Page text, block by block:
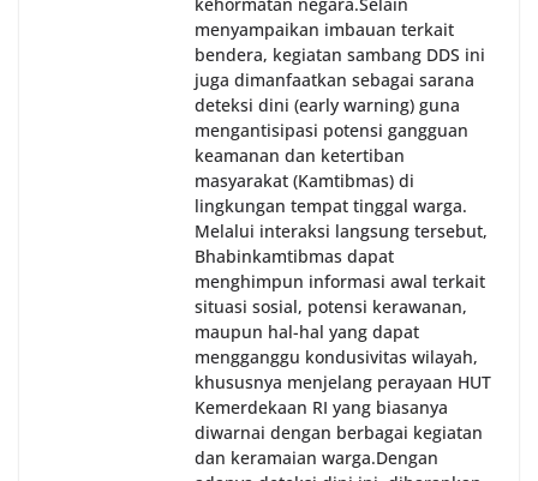
menyampaikan imbauan terkait
bendera, kegiatan sambang DDS ini
juga dimanfaatkan sebagai sarana
deteksi dini (early warning) guna
mengantisipasi potensi gangguan
keamanan dan ketertiban
masyarakat (Kamtibmas) di
lingkungan tempat tinggal warga.
Melalui interaksi langsung tersebut,
Bhabinkamtibmas dapat
menghimpun informasi awal terkait
situasi sosial, potensi kerawanan,
maupun hal-hal yang dapat
mengganggu kondusivitas wilayah,
khususnya menjelang perayaan HUT
Kemerdekaan RI yang biasanya
diwarnai dengan berbagai kegiatan
dan keramaian warga.‎‎Dengan